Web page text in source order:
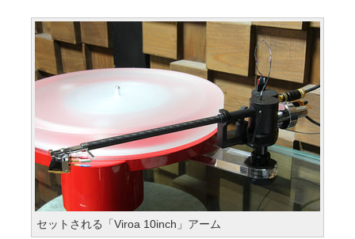
セットされる「Viroa 10inch」アーム